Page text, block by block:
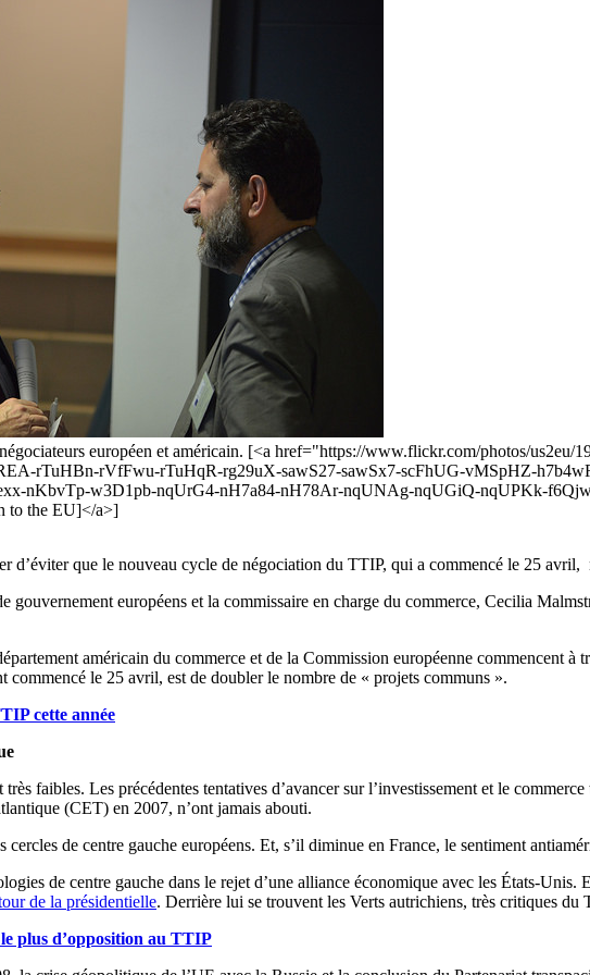
européen et américain. [<a href="https://www.flickr.com/photos/
rTuHBn-rVfFwu-rTuHqR-rg29uX-sawS27-sawSx7-scFhUG-vMSpHZ-
nKbvTp-w3D1pb-nqUrG4-nH7a84-nH78Ar-nqUNAg-nqUGiQ-nqUPKk-
to the EU]</a>]
d’éviter que le nouveau cycle de négociation du TTIP, qui a commencé le 25 avril,
gouvernement européens et la commissaire en charge du commerce, Cecilia
américain du commerce et de la Commission européenne commencent
le 25 avril, est de doubler le nombre de « projets communs ».
cette année
faibles. Les précédentes tentatives d’avancer sur l’investissement et le
(CET) en 2007, n’ont jamais abouti.
de centre gauche européens. Et, s’il diminue en France, le sentiment
de centre gauche dans le rejet d’une alliance économique avec les États-
de la présidentielle. Derrière lui se trouvent les Verts autrichiens, très critiques du
plus d’opposition au TTIP